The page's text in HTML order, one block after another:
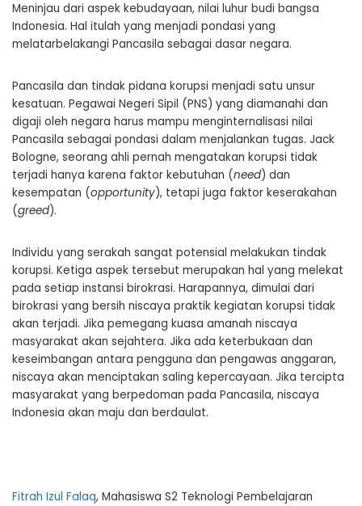
Meninjau dari aspek kebudayaan, nilai luhur budi bangsa
Indonesia. Hal itulah yang menjadi pondasi yang
melatarbelakangi Pancasila sebagai dasar negara.
Pancasila dan tindak pidana korupsi menjadi satu unsur
kesatuan. Pegawai Negeri Sipil (PNS) yang diamanahi dan
digaji oleh negara harus mampu menginternalisasi nilai
Pancasila sebagai pondasi dalam menjalankan tugas. Jack
Bologne, seorang ahli pernah mengatakan korupsi tidak
terjadi hanya karena faktor kebutuhan (need) dan
kesempatan (opportunity), tetapi juga faktor keserakahan
(greed).
Individu yang serakah sangat potensial melakukan tindak
korupsi. Ketiga aspek tersebut merupakan hal yang melekat
pada setiap instansi birokrasi. Harapannya, dimulai dari
birokrasi yang bersih niscaya praktik kegiatan korupsi tidak
akan terjadi. Jika pemegang kuasa amanah niscaya
masyarakat akan sejahtera. Jika ada keterbukaan dan
keseimbangan antara pengguna dan pengawas anggaran,
niscaya akan menciptakan saling kepercayaan. Jika tercipta
masyarakat yang berpedoman pada Pancasila, niscaya
Indonesia akan maju dan berdaulat.
Fitrah Izul Falaq, Mahasiswa S2 Teknologi Pembelajaran